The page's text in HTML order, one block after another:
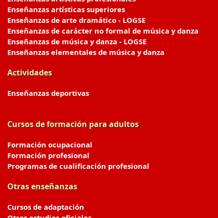
Enseñanzas artísticas superiores
Enseñanzas de arte dramático - LOGSE
Enseñanzas de carácter no formal de música y danza
Enseñanzas de música y danza - LOGSE
Enseñanzas elementales de música y danza
Actividades
Enseñanzas deportivas
Cursos de formación para adultos
Formación ocupacional
Formación profesional
Programas de cualificación profesional
Otras enseñanzas
Cursos de adaptación